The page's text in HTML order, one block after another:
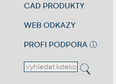
CAD PRODUKTY
WEB ODKAZY
PROFI PODPORA ⓘ